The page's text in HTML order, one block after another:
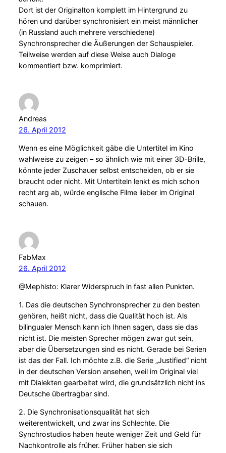
Dort ist der Originalton komplett im Hintergrund zu
hören und darüber synchronisiert ein meist männlicher
(in Russland auch mehrere verschiedene)
Synchronsprecher die Äußerungen der Schauspieler.
Teilweise werden auf diese Weise auch Dialoge
kommentiert bzw. komprimiert.
Andreas
26. April 2012
Wenn es eine Möglichkeit gäbe die Untertitel im Kino
wahlweise zu zeigen – so ähnlich wie mit einer 3D-Brille,
könnte jeder Zuschauer selbst entscheiden, ob er sie
braucht oder nicht. Mit Untertiteln lenkt es mich schon
recht arg ab, würde englische Filme lieber im Original
schauen.
FabMax
26. April 2012
@Mephisto: Klarer Widerspruch in fast allen Punkten.
1. Das die deutschen Synchronsprecher zu den besten
gehören, heißt nicht, dass die Qualität hoch ist. Als
bilingualer Mensch kann ich Ihnen sagen, dass sie das
nicht ist. Die meisten Sprecher mögen zwar gut sein,
aber die Übersetzungen sind es nicht. Gerade bei Serien
ist das der Fall. Ich möchte z.B. die Serie „Justified“ nicht
in der deutschen Version ansehen, weil im Original viel
mit Dialekten gearbeitet wird, die grundsätzlich nicht ins
Deutsche übertragbar sind.
2. Die Synchronisationsqualität hat sich
weiterentwickelt, und zwar ins Schlechte. Die
Synchrostudios haben heute weniger Zeit und Geld für
Nachkontrolle als früher. Früher haben sie sich